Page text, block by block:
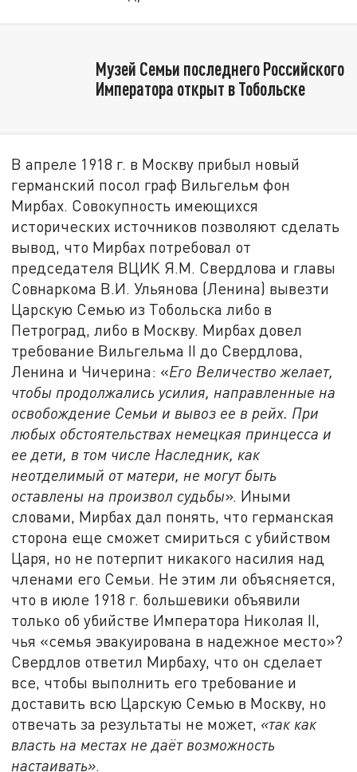
Музей Семьи последнего Российского
Императора открыт в Тобольске
В апреле 1918 г. в Москву прибыл новый
германский посол граф Вильгельм фон
Мирбах. Совокупность имеющихся
исторических источников позволяют сделать
вывод, что Мирбах потребовал от
председателя ВЦИК Я.М. Свердлова и главы
Совнаркома В.И. Ульянова (Ленина) вывезти
Царскую Семью из Тобольска либо в
Петроград, либо в Москву. Мирбах довел
требование Вильгельма II до Свердлова,
Ленина и Чичерина: «Его Величество желает,
чтобы продолжались усилия, направленные на
освобождение Семьи и вывоз ее в рейх. При
любых обстоятельствах немецкая принцесса и
ее дети, в том числе Наследник, как
неотделимый от матери, не могут быть
оставлены на произвол судьбы». Иными
словами, Мирбах дал понять, что германская
сторона еще сможет смириться с убийством
Царя, но не потерпит никакого насилия над
членами его Семьи. Не этим ли объясняется,
что в июле 1918 г. большевики объявили
только об убийстве Императора Николая II,
чья «семья эвакуирована в надежное место»?
Свердлов ответил Мирбаху, что он сделает
все, чтобы выполнить его требование и
доставить всю Царскую Семью в Москву, но
отвечать за результаты не может, «так как
власть на местах не даёт возможность
настаивать».